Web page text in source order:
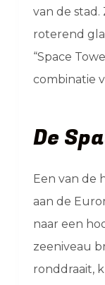
van de
roterend
“Space
combinatie
De
Een van de
aan de
naar een
zeeniveau
ronddraait,